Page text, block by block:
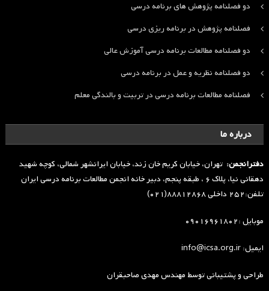
دو فصلنامه پژوهش های برنامه درسی
فصلنامه پژوهش در برنامه ریزی درسی
دو فصلنامه مطالعات برنامه درسی آموزش عالی
دو فصلنامه نظریه و عمل در برنامه درسی
فصلنامه مطالعات برنامه درسی در تربیت و بالندگی معلم
درباره ما
دفترانجمن: تهران، خیابان کریم خان زند، خیابان ایرانشهر شمالی، کوچه شهید
دهقانی نیا، پلاک ۶ ، طبقه پنجم، دبیر خانه انجمن مطالعات برنامه درسی ایران
تلفن:۲۵۲ داخلی ۸۸۸۱۲۸۶۸(۰۲۱)
موبایل :۰۹۰۱۶۹۶۱۸۰۲
ایمیل: info@icsa.org.ir
طراحی و پشتیبانی توسطمهندس مهدی صاحبقران